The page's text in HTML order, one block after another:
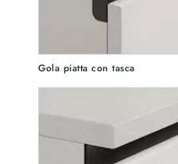
Gola piatta con tasca